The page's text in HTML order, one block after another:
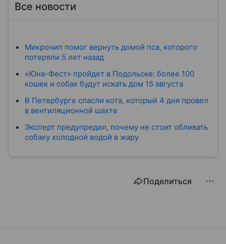
Все новости
Микрочип помог вернуть домой пса, которого
потеряли 5 лет назад
«Юна-Фест» пройдет в Подольске: более 100
кошек и собак будут искать дом 15 августа
В Петербурге спасли кота, который 4 дня провел
в вентиляционной шахте
Эксперт предупредил, почему не стоит обливать
собаку холодной водой в жару
Поделиться